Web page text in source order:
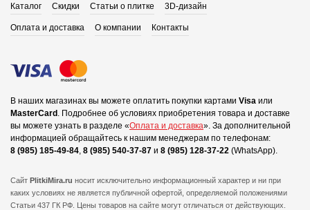
Каталог Скидки Статьи о плитке 3D-дизайн
Оплата и доставка О компании Контакты
В наших магазинах вы можете оплатить покупки картами Visa или
MasterCard . Подробнее об условиях приобретения товара и доставке
вы можете узнать в разделе «Оплата и доставка». За дополнительной
информацией обращайтесь к нашим менеджерам по телефонам:
8 (985) 185-49-84, 8 (985) 540-37-87 и 8 (985) 128-37-22 (WhatsApp).
Сайт PlitkiMira.ru носит исключительно информационный характер и ни при
каких условиях не является публичной офертой, определяемой положениями
Статьи 437 ГК РФ. Цены товаров на сайте могут отличаться от действующих.